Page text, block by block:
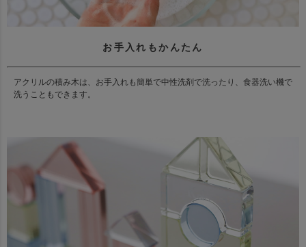
お手入れもかんたん
アクリルの積み木は、お手入れも簡単で中性洗剤で洗ったり、食器洗い機で
洗うこともできます。